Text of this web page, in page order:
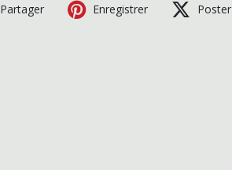
Partager Enregistrer Poster